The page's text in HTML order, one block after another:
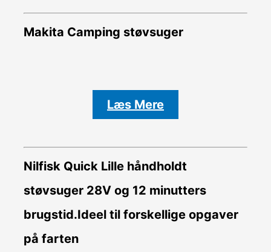
Makita Camping støvsuger
Læs Mere
Nilfisk Quick Lille håndholdt
støvsuger 28V og 12 minutters
brugstid.Ideel til forskellige opgaver
på farten